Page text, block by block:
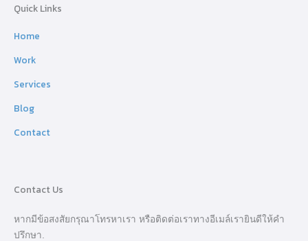
Quick Links
Home
Work
Services
Blog
Contact
Contact Us
หากมีข้อสงสัยกรุณาโทรหาเรา หรือติดต่อเราทางอีเมล์เรายินดีให้คำ
ปรึกษา.